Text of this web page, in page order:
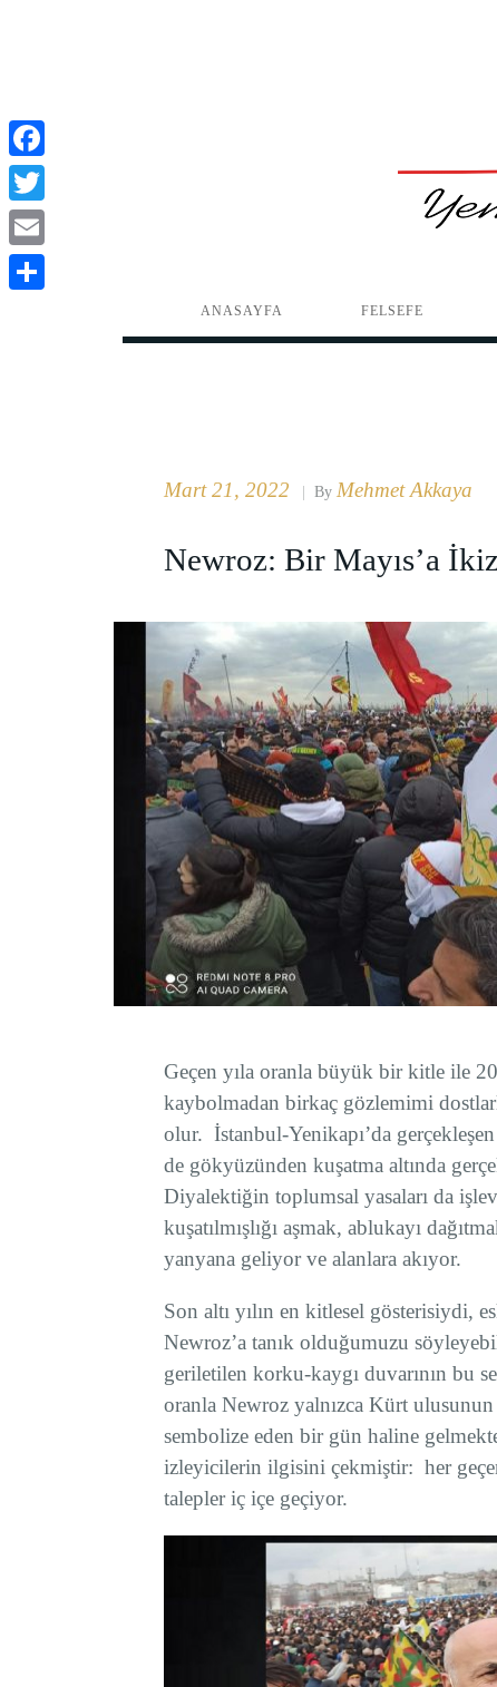
ANASAYFA FELSEFE
Mart 21, 2022 By Mehmet Akkaya
Newroz: Bir Mayıs’a
Geçen yıla oranla büyük bir kitle ile
kaybolmadan birkaç gözlemimi
olur. İstanbul-Yenikapı’da
de gökyüzünden kuşatma altında
Diyalektiğin toplumsal yasaları da
kuşatılmışlığı aşmak, ablukayı
yanyana geliyor ve alanlara akıyor.
Son altı yılın en kitlesel gösterisiydi,
Newroz’a tanık olduğumuzu
geriletilen korku-kaygı duvarının bu
oranla Newroz yalnızca Kürt ulusunun
sembolize eden bir gün haline
izleyicilerin ilgisini çekmiştir: her
talepler iç içe geçiyor.
Facebook
Twitter
Email